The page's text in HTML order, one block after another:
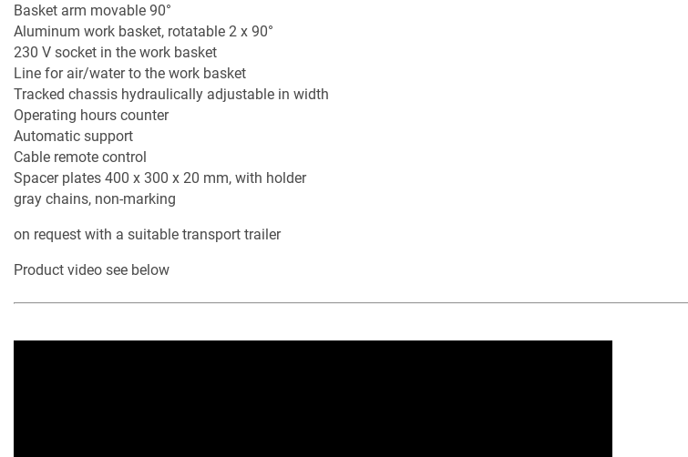
Basket arm movable 90°
Aluminum work basket, rotatable 2 x 90°
230 V socket in the work basket
Line for air/water to the work basket
Tracked chassis hydraulically adjustable in width
Operating hours counter
Automatic support
Cable remote control
Spacer plates 400 x 300 x 20 mm, with holder
gray chains, non-marking
on request with a suitable transport trailer
Product video see below